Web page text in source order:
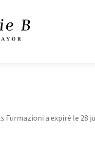
a expiré le 28